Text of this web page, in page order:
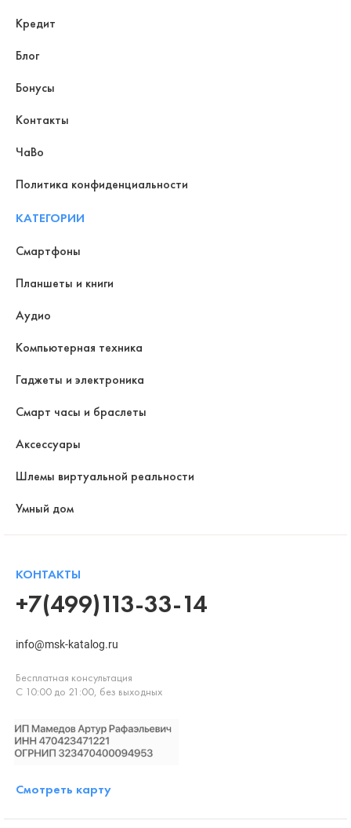
Кредит
Блог
Бонусы
Контакты
ЧаВо
Политика конфиденциальности
КАТЕГОРИИ
Смартфоны
Планшеты и книги
Аудио
Компьютерная техника
Гаджеты и электроника
Смарт часы и браслеты
Аксессуары
Шлемы виртуальной реальности
Умный дом
КОНТАКТЫ
+7(499)113-33-14
info@msk-katalog.ru
Бесплатная консультация
С 10:00 до 21:00, без выходных
Смотреть карту